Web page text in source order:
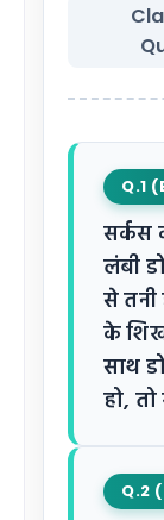
Q.1
सर्कस
लंबी
से
के
साथ
हो,
Q.2